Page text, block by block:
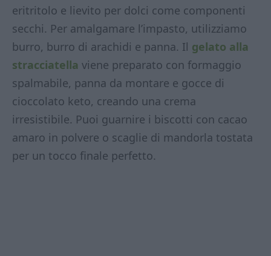
eritritolo e lievito per dolci come componenti
secchi. Per amalgamare l’impasto, utilizziamo
burro, burro di arachidi e panna. Il gelato alla
stracciatella viene preparato con formaggio
spalmabile, panna da montare e gocce di
cioccolato keto, creando una crema
irresistibile. Puoi guarnire i biscotti con cacao
amaro in polvere o scaglie di mandorla tostata
per un tocco finale perfetto.